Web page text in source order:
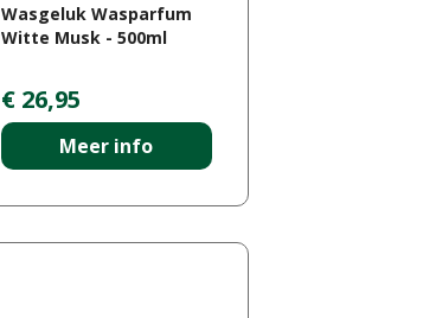
Wasgeluk Wasparfum
Witte Musk - 500ml
€ 26,95
Meer info